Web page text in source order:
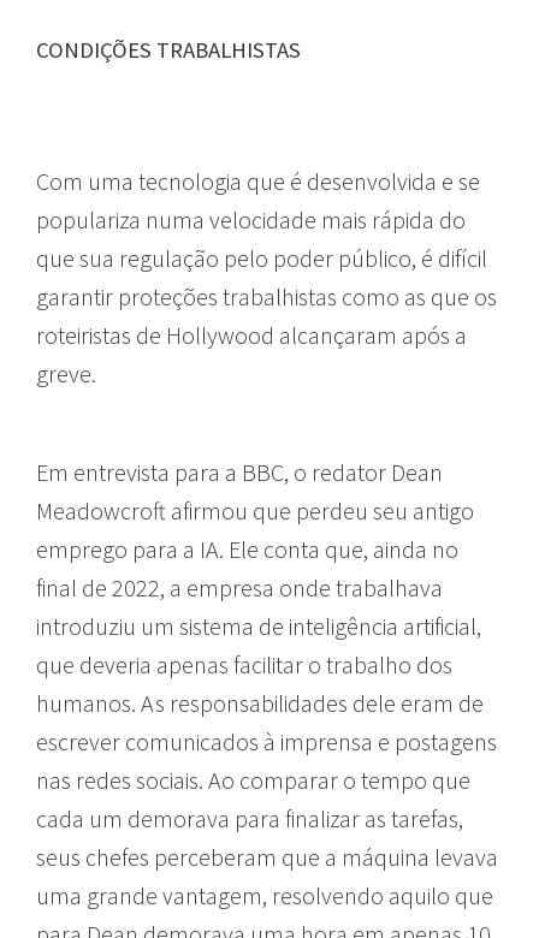
CONDIÇÕES TRABALHISTAS
Com uma tecnologia que é desenvolvida e se
populariza numa velocidade mais rápida do
que sua regulação pelo poder público, é difícil
garantir proteções trabalhistas como as que os
roteiristas de Hollywood alcançaram após a
greve.
Em entrevista para a BBC, o redator Dean
Meadowcroft afirmou que perdeu seu antigo
emprego para a IA. Ele conta que, ainda no
final de 2022, a empresa onde trabalhava
introduziu um sistema de inteligência artificial,
que deveria apenas facilitar o trabalho dos
humanos. As responsabilidades dele eram de
escrever comunicados à imprensa e postagens
nas redes sociais. Ao comparar o tempo que
cada um demorava para finalizar as tarefas,
seus chefes perceberam que a máquina levava
uma grande vantagem, resolvendo aquilo que